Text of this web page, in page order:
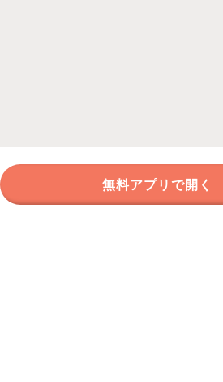
無料アプリで開く